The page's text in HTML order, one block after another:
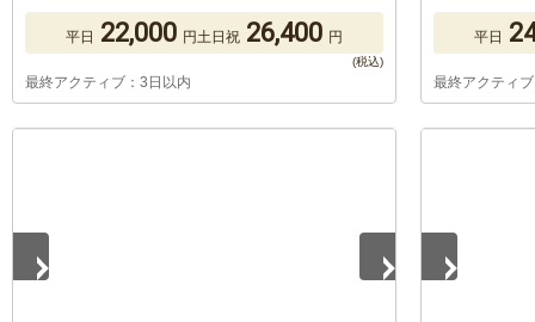
平日 22,000 円土日祝 26,400 円
最終アクティブ：3日以内
平日
最終アクティ